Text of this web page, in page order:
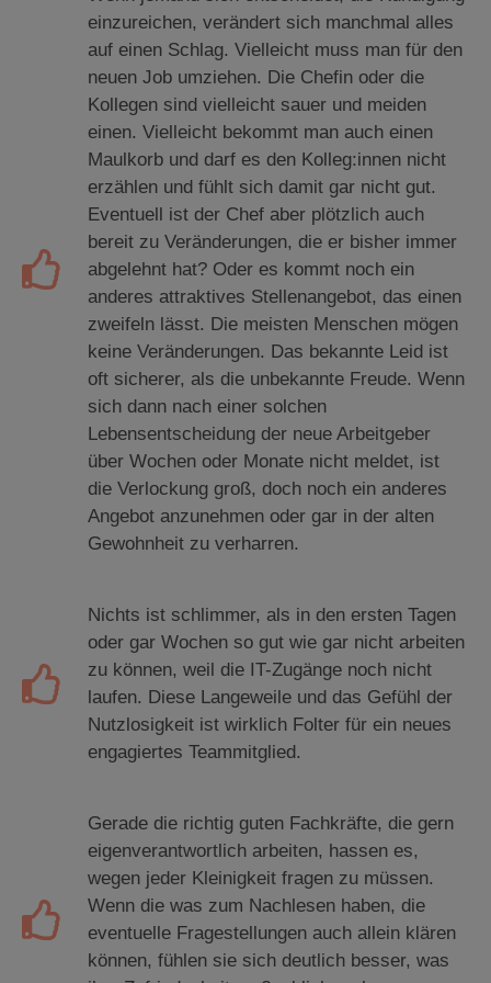
einzureichen, verändert sich manchmal alles
auf einen Schlag. Vielleicht muss man für den
neuen Job umziehen. Die Chefin oder die
Kollegen sind vielleicht sauer und meiden
einen. Vielleicht bekommt man auch einen
Maulkorb und darf es den Kolleg:innen nicht
erzählen und fühlt sich damit gar nicht gut.
Eventuell ist der Chef aber plötzlich auch
bereit zu Veränderungen, die er bisher immer
abgelehnt hat? Oder es kommt noch ein
anderes attraktives Stellenangebot, das einen
zweifeln lässt. Die meisten Menschen mögen
keine Veränderungen. Das bekannte Leid ist
oft sicherer, als die unbekannte Freude. Wenn
sich dann nach einer solchen
Lebensentscheidung der neue Arbeitgeber
über Wochen oder Monate nicht meldet, ist
die Verlockung groß, doch noch ein anderes
Angebot anzunehmen oder gar in der alten
Gewohnheit zu verharren.
Nichts ist schlimmer, als in den ersten Tagen
oder gar Wochen so gut wie gar nicht arbeiten
zu können, weil die IT-Zugänge noch nicht
laufen. Diese Langeweile und das Gefühl der
Nutzlosigkeit ist wirklich Folter für ein neues
engagiertes Teammitglied.
Gerade die richtig guten Fachkräfte, die gern
eigenverantwortlich arbeiten, hassen es,
wegen jeder Kleinigkeit fragen zu müssen.
Wenn die was zum Nachlesen haben, die
eventuelle Fragestellungen auch allein klären
können, fühlen sie sich deutlich besser, was